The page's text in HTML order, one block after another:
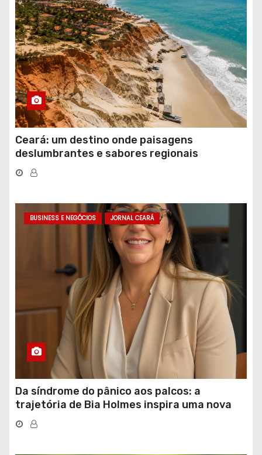
Ceará: um destino onde paisagens
deslumbrantes e sabores regionais
conquistam turistas
BUSINESS E NEGÓCIOS JORNAL CEARÁ
Da síndrome do pânico aos palcos: a
trajetória de Bia Holmes inspira uma nova
geração de mulheres líderes